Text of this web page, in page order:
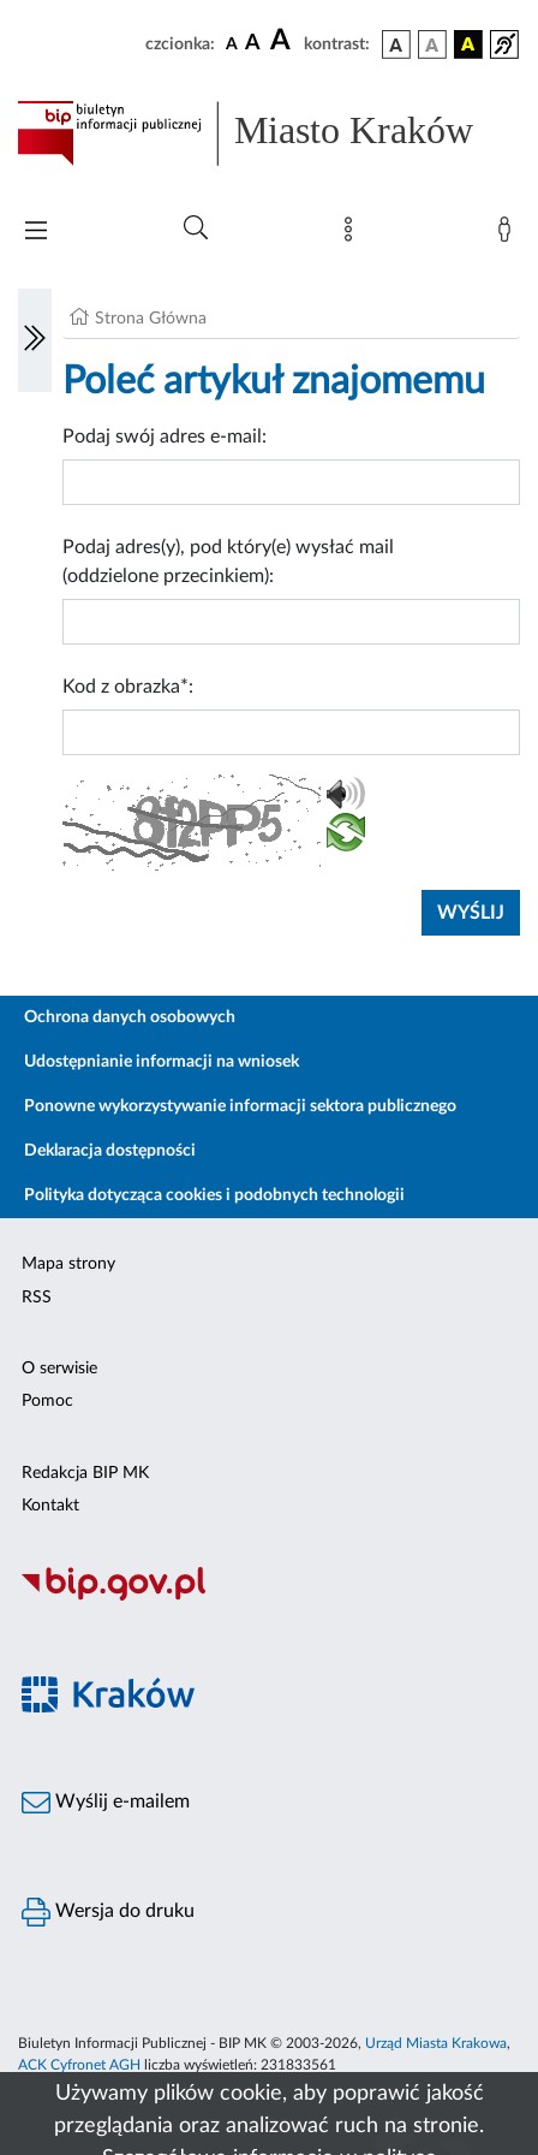
Używamy plików cookie, aby poprawić jakość
przeglądania oraz analizować ruch na stronie.
czcionka: A A A kontrast:
Miasto Kraków
Strona Główna
Poleć artykuł znajomemu
Podaj swój adres e-mail:
Podaj adres(y), pod który(e) wysłać mail
(oddzielone przecinkiem):
Kod z obrazka*:
Ochrona danych osobowych
Udostępnianie informacji na wniosek
Ponowne wykorzystywanie informacji sektora publicznego
Deklaracja dostępności
Polityka dotycząca cookies i podobnych technologii
Mapa strony
RSS
O serwisie
Pomoc
Redakcja BIP MK
Kontakt
Wyślij e-mailem
Wersja do druku
Biuletyn Informacji Publicznej - BIP MK © 2003-2026, Urząd Miasta Krakowa,
ACK Cyfronet AGH
liczba wyświetleń: 231833561